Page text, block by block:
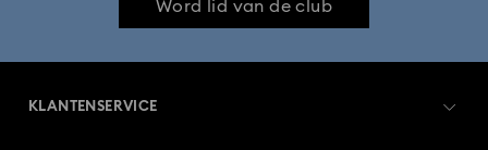
Word lid van de club
KLANTENSERVICE